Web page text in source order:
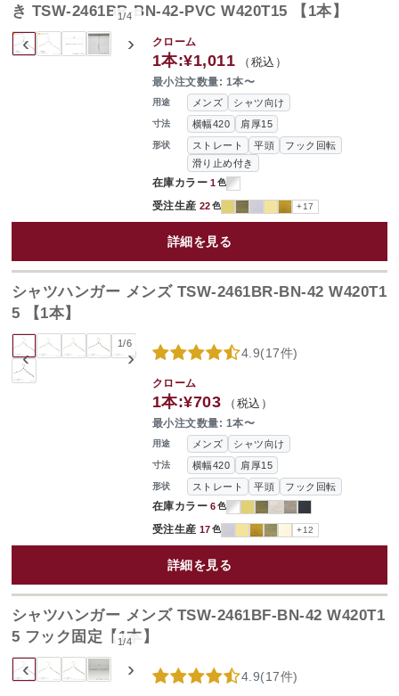
‹ ›
1/4
き TSW-2461BR-BN-42-PVC W420T15 【1本】
用途 メンズ シャツ向け
寸法 横幅420 肩厚15
形状 ストレート 平頭
フック回転
滑り止め付き
在庫カラー 1色
受注生産 22色 +17
クローム
1本:¥1,011 （税込）
最小注文数量: 1本〜
詳細を見る
‹ ›
1/6
シャツハンガー メンズ TSW-2461BR-BN-42 W420T1
5 【1本】
用途 メンズ シャツ向け
寸法 横幅420 肩厚15
形状 ストレート 平頭 フック回転
在庫カラー 6色
受注生産 17色 +12
4.9(17件)
クローム
1本:¥703 （税込）
最小注文数量: 1本〜
詳細を見る
‹ ›
1/4
シャツハンガー メンズ TSW-2461BF-BN-42 W420T1
5 フック固定【1本】
4.9(17件)